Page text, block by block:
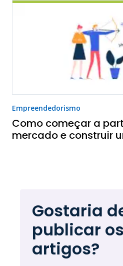
Empreendedorismo
Como começar a
mercado e construir
Gostaria
publicar
artigos?